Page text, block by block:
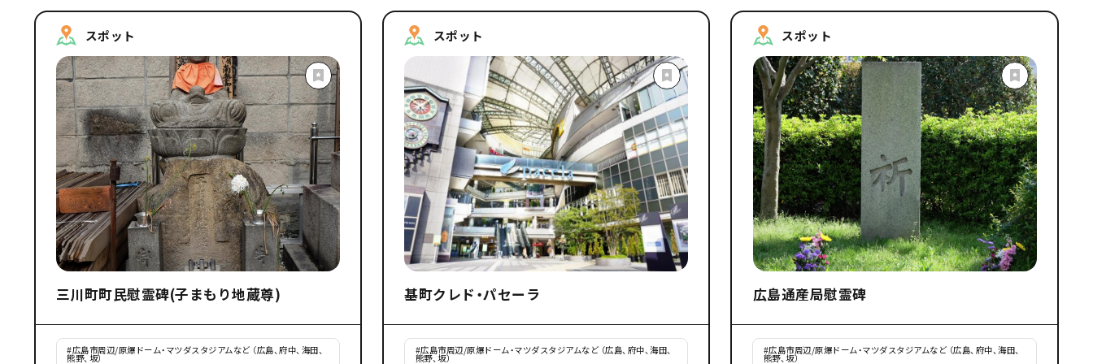
スポット
三川町町民慰霊碑(子まもり地蔵尊)
#広島市周辺/原爆ドーム・マツダスタジアムなど （広島、府中、海田、
熊野、坂）
スポット
基町クレド・パセーラ
#広島市周辺/原爆ドーム・マツダスタジアムなど （広島、府中、海田、
熊野、坂）
スポット
広島通産局慰霊碑
#広島市周辺/原爆ドーム・マツダスタジアムなど （広島、府中、海田、
熊野、坂）